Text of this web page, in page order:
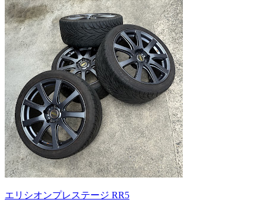
エリシオンプレステージ RR5